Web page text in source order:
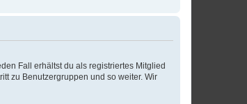
Fall erhältst du als registriertes Mitglied
zu Benutzergruppen und so weiter. Wir